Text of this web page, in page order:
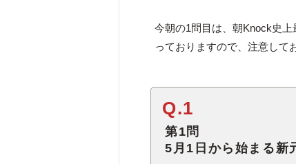
今朝の1問目は、朝Knock史
っておりますので、注意して
Q.1
第1問
5月1日から始まる新